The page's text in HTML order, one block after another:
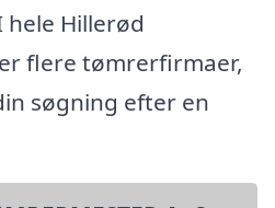
Hillerød
flere tømrerfirmaer,
søgning efter en